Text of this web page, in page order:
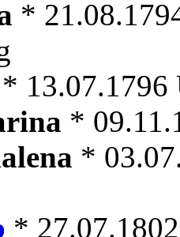
*
* 13.07.1796
*
*
*